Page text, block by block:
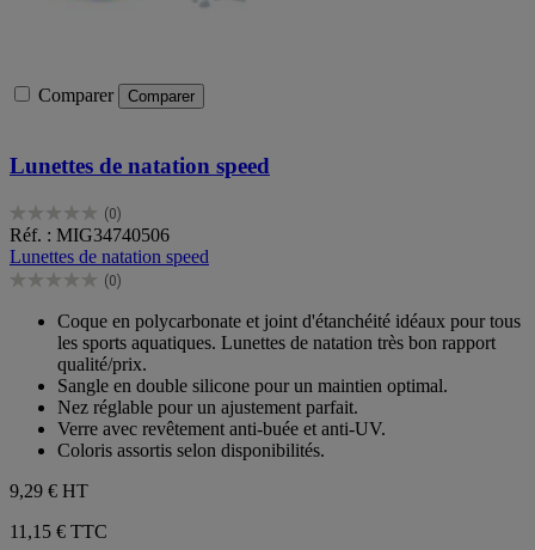
Comparer Comparer
Lunettes de natation speed
(0)
0.0
sur
5
étoiles.
Réf. : MIG34740506
Lunettes de natation speed
(0)
0.0
étoiles.
Coque en polycarbonate et joint d'étanchéité idéaux pour tous
les sports aquatiques. Lunettes de natation très bon rapport
qualité/prix.
Sangle en double silicone pour un maintien optimal.
Nez réglable pour un ajustement parfait.
Verre avec revêtement anti-buée et anti-UV.
Coloris assortis selon disponibilités.
9,29 € HT
11,15 € TTC